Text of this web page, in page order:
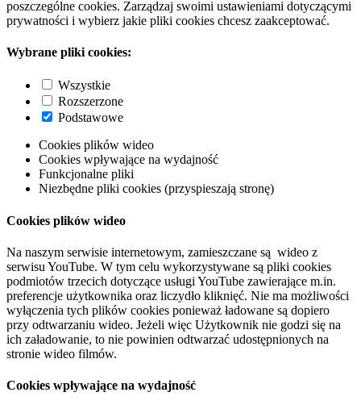
poszczególne cookies. Zarządzaj swoimi ustawieniami dotyczącymi
prywatności i wybierz jakie pliki cookies chcesz zaakceptować.
Wybrane pliki cookies:
Wszystkie
Rozszerzone
Podstawowe
Cookies plików wideo
Cookies wpływające na wydajność
Funkcjonalne pliki
Niezbędne pliki cookies (przyspieszają stronę)
Cookies plików wideo
Na naszym serwisie internetowym, zamieszczane są wideo z
serwisu YouTube. W tym celu wykorzystywane są pliki cookies
podmiotów trzecich dotyczące usługi YouTube zawierające m.in.
preferencje użytkownika oraz liczydło kliknięć. Nie ma możliwości
wyłączenia tych plików cookies ponieważ ładowane są dopiero
przy odtwarzaniu wideo. Jeżeli więc Użytkownik nie godzi się na
ich załadowanie, to nie powinien odtwarzać udostępnionych na
stronie wideo filmów.
Cookies wpływające na wydajność